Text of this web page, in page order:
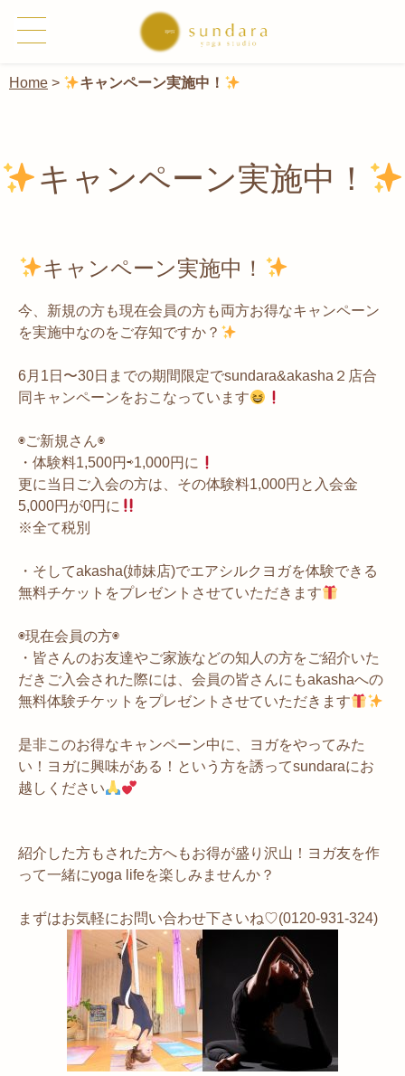
Home > キャンペーン実施中！
キャンペーン実施中！
キャンペーン実施中！
今、新規の方も現在会員の方も両方お得なキャンペーン
を実施中なのをご存知ですか？
6月1日〜30日までの期間限定でsundara&akasha２店合
同キャンペーンをおこなっています
◉ご新規さん◉
・体験料1,500円⇨1,000円に
更に当日ご入会の方は、その体験料1,000円と入会金
5,000円が0円に
※全て税別
・そしてakasha(姉妹店)でエアシルクヨガを体験できる
無料チケットをプレゼントさせていただきます
◉現在会員の方◉
・皆さんのお友達やご家族などの知人の方をご紹介いた
だきご入会された際には、会員の皆さんにもakashaへの
無料体験チケットをプレゼントさせていただきます
是非このお得なキャンペーン中に、ヨガをやってみた
い！ヨガに興味がある！という方を誘ってsundaraにお
越しください
紹介した方もされた方へもお得が盛り沢山！ヨガ友を作
って一緒にyoga lifeを楽しみませんか？
まずはお気軽にお問い合わせ下さいね♡(0120-931-324)